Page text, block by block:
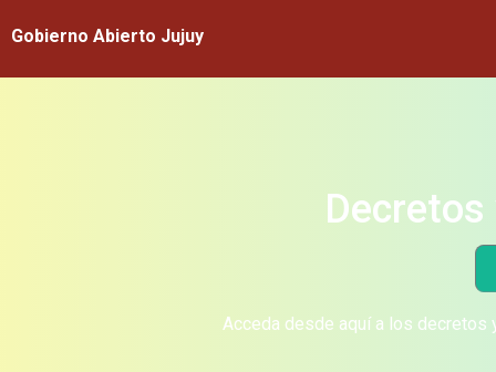
Gobierno Abierto Jujuy
Acceda desde aquí a los